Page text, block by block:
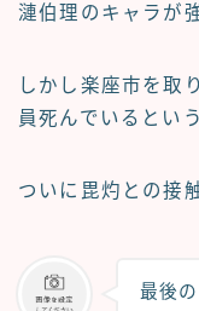
漣伯理のキャラが
しかし楽座市を取
員死んでいる とい
ついに 毘灼との接
最後